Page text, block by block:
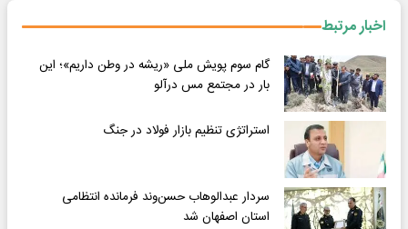
اخبار مرتبط
گام سوم پویش ملی «ریشه در وطن داریم»؛ این
بار در مجتمع مس درآلو
استراتژی تنظیم بازار فولاد در جنگ
سردار عبدالوهاب حسن‌وند فرمانده انتظامی
استان اصفهان شد